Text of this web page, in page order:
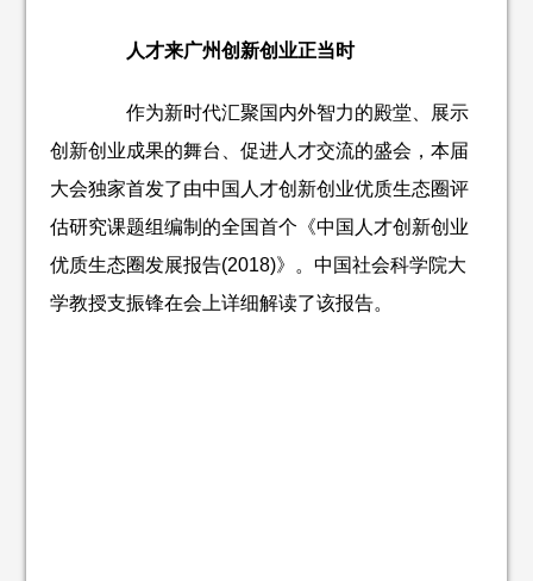
人才来广州创新创业正当时
作为新时代汇聚国内外智力的殿堂、展示
创新创业成果的舞台、促进人才交流的盛会，本届
大会独家首发了由中国人才创新创业优质生态圈评
估研究课题组编制的全国首个《中国人才创新创业
优质生态圈发展报告(2018)》。中国社会科学院大
学教授支振锋在会上详细解读了该报告。